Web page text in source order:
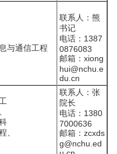
与通信工程
联系人：熊
书记
电话：1387
0876083
邮箱：xiong
hui@nchu.e
du.cn
、
联系人：张
院长
电话：1380
7000636
邮箱：zcxds
g@nchu.ed